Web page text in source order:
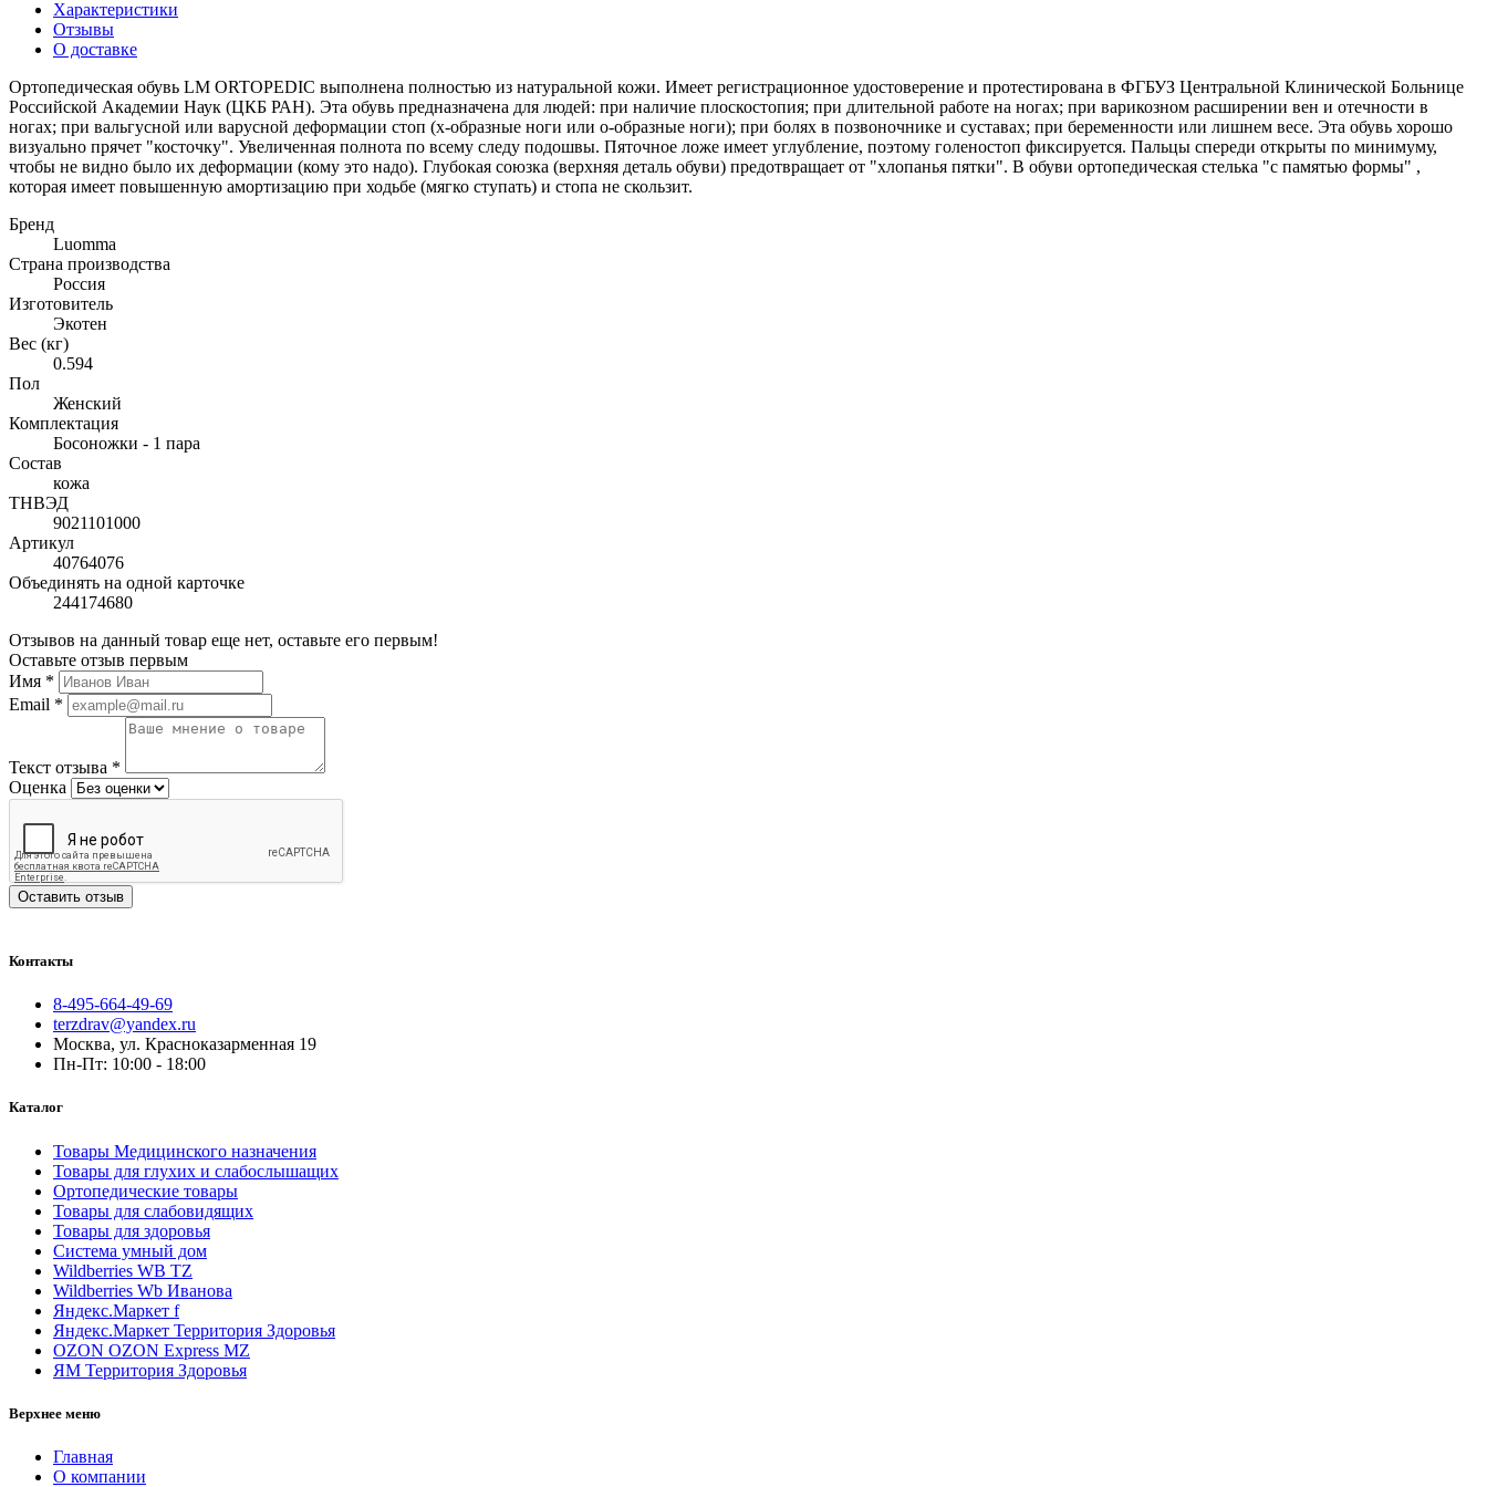
Характеристики
Отзывы
О доставке
Ортопедическая обувь LM ORTOPEDIC выполнена полностью из натуральной кожи. Имеет регистрационное удостоверение и протестирована в ФГБУЗ Центральной Клинической Больнице
Российской Академии Наук (ЦКБ РАН). Эта обувь предназначена для людей: при наличие плоскостопия; при длительной работе на ногах; при варикозном расширении вен и отечности в
ногах; при вальгусной или варусной деформации стоп (х-образные ноги или о-образные ноги); при болях в позвоночнике и суставах; при беременности или лишнем весе. Эта обувь хорошо
визуально прячет "косточку". Увеличенная полнота по всему следу подошвы. Пяточное ложе имеет углубление, поэтому голеностоп фиксируется. Пальцы спереди открыты по минимуму,
чтобы не видно было их деформации (кому это надо). Глубокая союзка (верхняя деталь обуви) предотвращает от "хлопанья пятки". В обуви ортопедическая стелька "с памятью формы" ,
которая имеет повышенную амортизацию при ходьбе (мягко ступать) и стопа не скользит.
Бренд
Luomma
Страна производства
Россия
Изготовитель
Экотен
Вес (кг)
0.594
Пол
Женский
Комплектация
Босоножки - 1 пара
Состав
кожа
ТНВЭД
9021101000
Артикул
40764076
Объединять на одной карточке
244174680
Отзывов на данный товар еще нет, оставьте его первым!
Оставьте отзыв первым
Имя *
Email *
Текст отзыва *
Оценка
Оставить отзыв
Контакты
8-495-664-49-69
terzdrav@yandex.ru
Москва, ул. Красноказарменная 19
Пн-Пт: 10:00 - 18:00
Каталог
Товары Медицинского назначения
Товары для глухих и слабослышащих
Ортопедические товары
Товары для слабовидящих
Товары для здоровья
Система умный дом
Wildberries WB TZ
Wildberries Wb Иванова
Яндекс.Маркет f
Яндекс.Маркет Территория Здоровья
OZON OZON Express MZ
ЯМ Территория Здоровья
Верхнее меню
Главная
О компании